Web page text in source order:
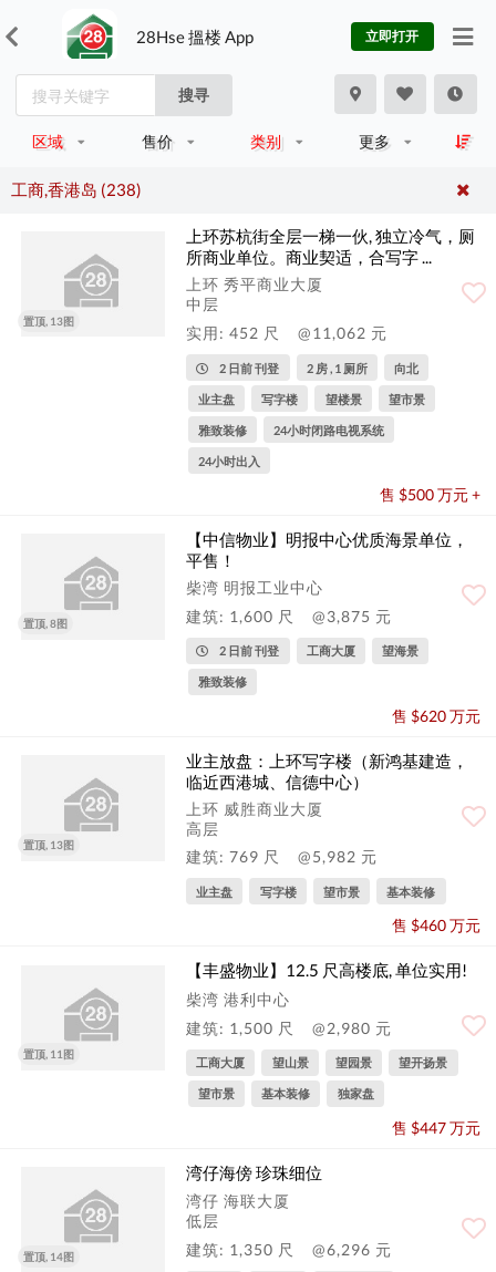
28Hse 搵楼 App 立即打开
搜寻
区域 售价 类别 更多
工商,香港岛 (238)
置顶, 13图
上环苏杭街全层一梯一伙, 独立冷气，厕
所商业单位。商业契适，合写字 ...
上环 秀平商业大厦
中层
实用: 452 尺
@11,062 元
2 日前 刊登 2 房 , 1 厕所 向北
业主盘 写字楼 望楼景 望市景
雅致装修 24小时闭路电视系统
24小时出入
售 $500 万元 +
置顶, 8图
【中信物业】明报中心优质海景单位，
平售！
柴湾 明报工业中心
建筑: 1,600 尺
@3,875 元
2 日前 刊登 工商大厦 望海景
雅致装修
售 $620 万元
置顶, 13图
业主放盘：上环写字楼（新鸿基建造，
临近西港城、信德中心）
上环 威胜商业大厦
高层
建筑: 769 尺
@5,982 元
业主盘 写字楼 望市景 基本装修
售 $460 万元
置顶, 11图
【丰盛物业】12.5 尺高楼底, 单位实用!
柴湾 港利中心
建筑: 1,500 尺
@2,980 元
工商大厦 望山景 望园景 望开扬景
望市景 基本装修 独家盘
售 $447 万元
置顶, 14图
湾仔海傍 珍珠细位
湾仔 海联大厦
低层
建筑: 1,350 尺
@6,296 元